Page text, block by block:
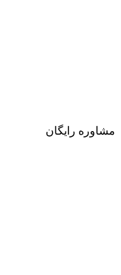
مشاوره رایگان